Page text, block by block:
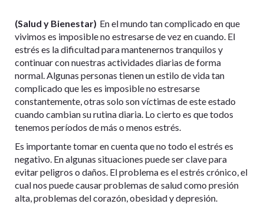
(Salud y Bienestar) En el mundo tan complicado en que
vivimos es imposible no estresarse de vez en cuando. El
estrés es la dificultad para mantenernos tranquilos y
continuar con nuestras actividades diarias de forma
normal. Algunas personas tienen un estilo de vida tan
complicado que les es imposible no estresarse
constantemente, otras solo son víctimas de este estado
cuando cambian su rutina diaria. Lo cierto es que todos
tenemos períodos de más o menos estrés.
Es importante tomar en cuenta que no todo el estrés es
negativo. En algunas situaciones puede ser clave para
evitar peligros o daños. El problema es el estrés crónico, el
cual nos puede causar problemas de salud como presión
alta, problemas del corazón, obesidad y depresión.